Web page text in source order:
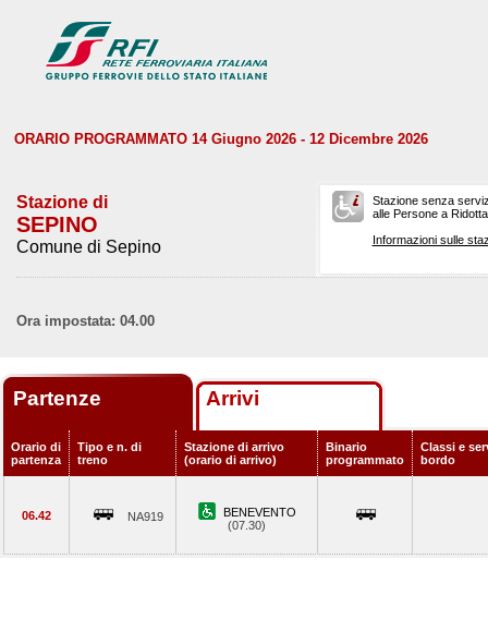
ORARIO PROGRAMMATO 14 Giugno 2026 - 12 Dicembre 2026
Stazione di
SEPINO
Comune di Sepino
Stazione senza
alle Persone a
Informazioni sulle
Ora impostata: 04.00
Partenze Arrivi
Orario di
partenza
Tipo e n. di
treno
Stazione di arrivo
(orario di arrivo)
Binario
programmato
Classi e
bordo
06.42 NA919
BENEVENTO
(07.30)